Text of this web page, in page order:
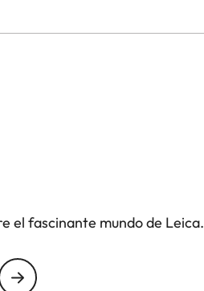
el fascinante mundo de Leica.